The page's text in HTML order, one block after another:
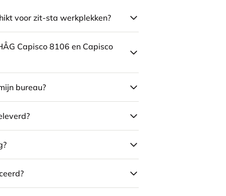
voor zit-sta werkplekken?
Capisco 8106 en Capisco
bureau?